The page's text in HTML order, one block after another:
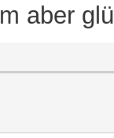
aber